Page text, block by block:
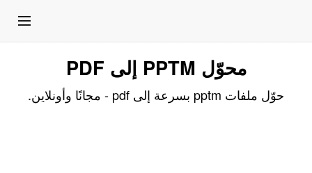
محوّل PPTM إلى PDF
حوّل ملفات pptm بسرعة إلى pdf - مجانًا وأونلاين.